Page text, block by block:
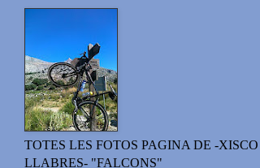
TOTES LES FOTOS PAGINA DE -XISCO
LLABRES- "FALCONS"